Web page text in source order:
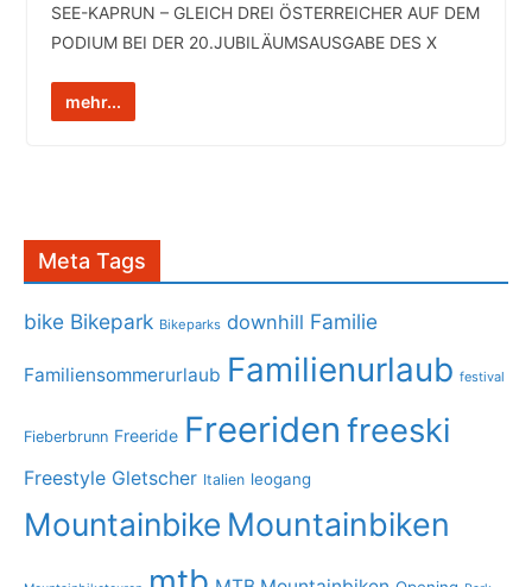
SEE-KAPRUN – GLEICH DREI ÖSTERREICHER AUF DEM
PODIUM BEI DER 20.JUBILÄUMSAUSGABE DES X
mehr...
Meta Tags
bike Bikepark Bikeparks downhill Familie
Familiensommerurlaub Familienurlaub festival
Fieberbrunn Freeride Freeriden freeski
Freestyle Gletscher Italien leogang
Mountainbike Mountainbiken